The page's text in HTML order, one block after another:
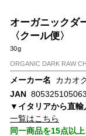
オーガニックダ
〈クール便〉
30g
ORGANIC DARK RAW
メーカー名
カカオ
JAN
▼イタリアから直輸
一覧はこちら
同一商品を15点以